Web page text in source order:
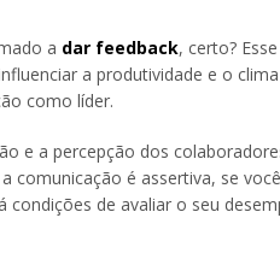
a dar feedback, certo?
a produtividade e o
como líder.
e a percepção dos
comunicação é assertiva, se
de avaliar o seu